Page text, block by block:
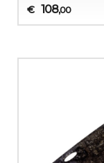
€ 108,00